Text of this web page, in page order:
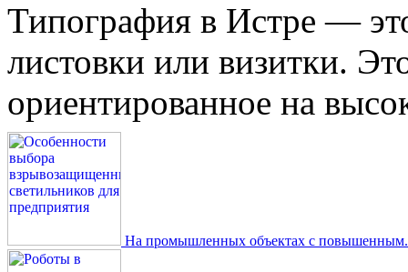
Типография в Истре —
листовки или визитки.
ориентированное на
На промышленных объектах с